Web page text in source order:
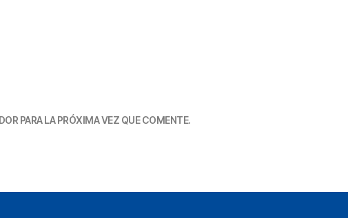
PARA LA PRÓXIMA VEZ QUE COMENTE.